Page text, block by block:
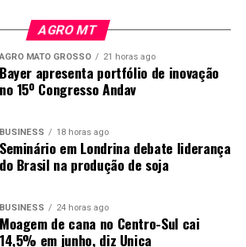
pelo seguro rural e pela
protege o produtor, mas protege
a cooperativa, o fornecedor e o
dividir o risco antes da perda do
depois dela.
ser uma das principais defesas
AGRO MT
AGRO MATO GROSSO 21 horas ago
Bayer apresenta portfólio de inovação
no 15º Congresso Andav
BUSINESS 18 horas ago
Seminário em Londrina debate liderança
do Brasil na produção de soja
BUSINESS 24 horas ago
Moagem de cana no Centro-Sul cai
14,5% em junho, diz Unica